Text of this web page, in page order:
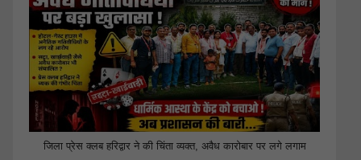
जिला प्रेस क्लब हरिद्वार ने की चिंता व्यक्त, अवैध कारोबार पर लगे लगाम